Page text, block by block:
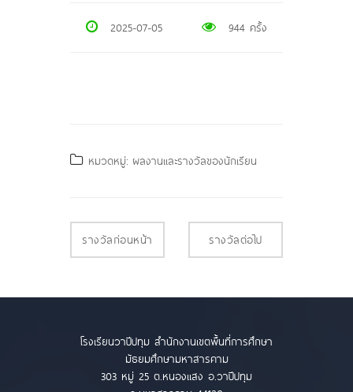
2025-07-05 944 ครั้ง
หมวดหมู่: ผลงานและรางวัลของนักเรียน
รางวัลก่อนหน้า รางวัลต่อไป
โรงเรียนวาปีปทุม สำนักงานเขตพื้นที่การศึกษา
มัธยมศึกษามหาสารคาม
303 หมู่ 25 ต.หนองแสง อ.วาปีปทุม